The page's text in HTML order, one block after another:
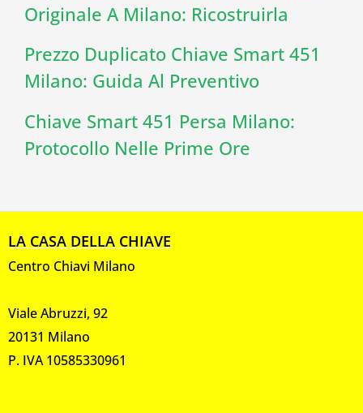
Originale A Milano: Ricostruirla
Prezzo Duplicato Chiave Smart 451
Milano: Guida Al Preventivo
Chiave Smart 451 Persa Milano:
Protocollo Nelle Prime Ore
LA CASA DELLA CHIAVE
Centro Chiavi Milano
Viale Abruzzi, 92
20131 Milano
P. IVA 10585330961